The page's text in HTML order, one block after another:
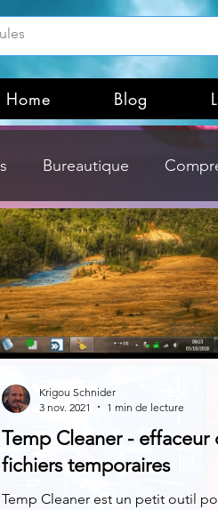
Home Blog
Bureautique
Dossier Windows
Internet
Nirsoft Occupation
Temp Cleaner - effaceur
fichiers temporaires
Temp Cleaner est un petit outil
Krigou Schnider
3 nov. 2021
1 min de lecture